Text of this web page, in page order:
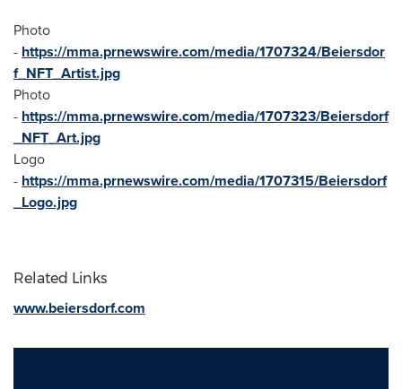
Photo
- https://mma.prnewswire.com/media/1707324/Beiersdor
f_NFT_Artist.jpg
Photo
- https://mma.prnewswire.com/media/1707323/Beiersdorf
_NFT_Art.jpg
Logo
- https://mma.prnewswire.com/media/1707315/Beiersdorf
_Logo.jpg
Related Links
www.beiersdorf.com